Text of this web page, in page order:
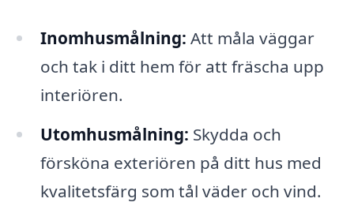
Inomhusmålning: Att måla väggar
och tak i ditt hem för att fräscha upp
interiören.
Utomhusmålning: Skydda och
försköna exteriören på ditt hus med
kvalitetsfärg som tål väder och vind.